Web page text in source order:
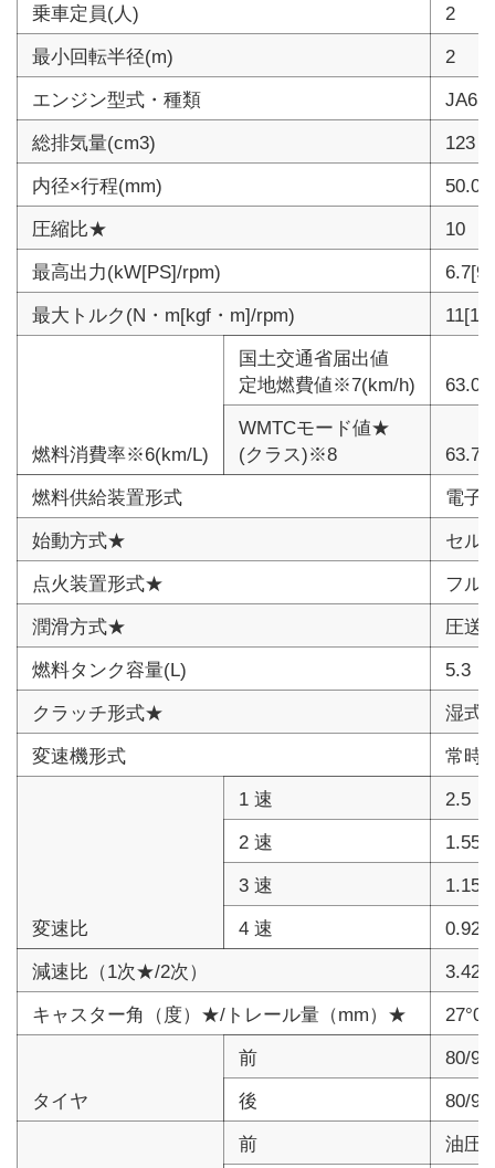
乗車定員(人)
2
最小回転半径(m)
2
エンジン型式・種類
総排気量(cm3)
123
内径×行程(mm)
圧縮比★
10
最高出力(kW[PS]/rpm)
最大トルク(N・m[kgf・m]/rpm)
燃料消費率※6(km/L)
国土交通省届出値
定地燃費値※7(km/h)
63.0
WMTCモード値★
(クラス)※8
63.7
燃料供給装置形式
電子
始動方式★
セル
点火装置形式★
フル
潤滑方式★
圧送
燃料タンク容量(L)
5.3
クラッチ形式★
湿式
変速機形式
常時
変速比
1 速
2.5
2 速
1.55
3 速
1.15
4 速
0.923
減速比（1次★/2次）
キャスター角（度）★/トレール量（mm）★
タイヤ
前
80/
後
80/
前
油圧